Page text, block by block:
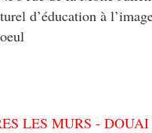
d’éducation à
LES MURS - DOUAI